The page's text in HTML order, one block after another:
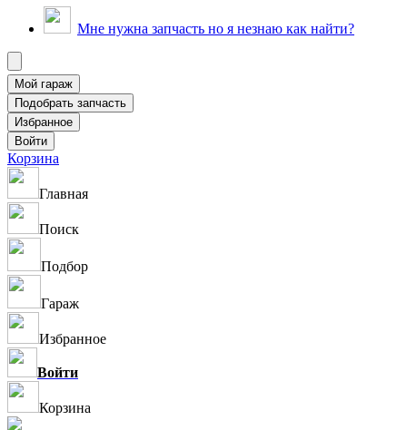
Мне нужна запчасть но я незнаю как найти?
Корзина
Главная
Поиск
Подбор
Гараж
Избранное
Войти
Корзина